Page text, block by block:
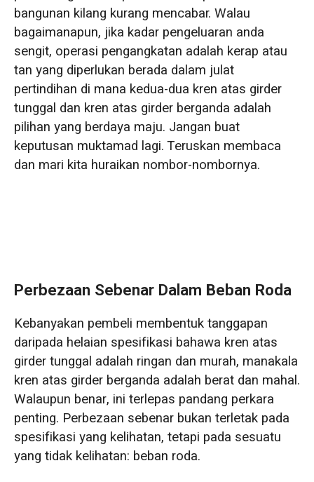
Jenis Girder untuk Keputusan Kren Anda
Apa Yang Berlaku Apabila Anda Tersilap: 5
Kesilapan Pemilihan
Kesilapan 1: Memberi tumpuan sepenuhnya
kepada berat sambil mengabaikan kelas
tugas
Kesilapan 2: Mengejar "lebih besar lebih baik"
penarafan duti yang berlebihan
Kesilapan 5: Hanya memberi tumpuan kepada
sebut harga awal dan bukannya jumlah kos 20
tahun
bangunan kilang kurang mencabar. Walau
bagaimanapun, jika kadar pengeluaran anda
sengit, operasi pengangkatan adalah kerap atau
tan yang diperlukan berada dalam julat
pertindihan di mana kedua-dua kren atas girder
tunggal dan kren atas girder berganda adalah
pilihan yang berdaya maju. Jangan buat
keputusan muktamad lagi. Teruskan membaca
dan mari kita huraikan nombor-nombornya.
Perbezaan Sebenar Dalam Beban Roda
Kebanyakan pembeli membentuk tanggapan
daripada helaian spesifikasi bahawa kren atas
girder tunggal adalah ringan dan murah, manakala
kren atas girder berganda adalah berat dan mahal.
Walaupun benar, ini terlepas pandang perkara
penting. Perbezaan sebenar bukan terletak pada
spesifikasi yang kelihatan, tetapi pada sesuatu
yang tidak kelihatan: beban roda.